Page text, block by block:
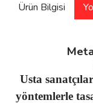
Ürün Bilgisi
Usta
yöntemlerle